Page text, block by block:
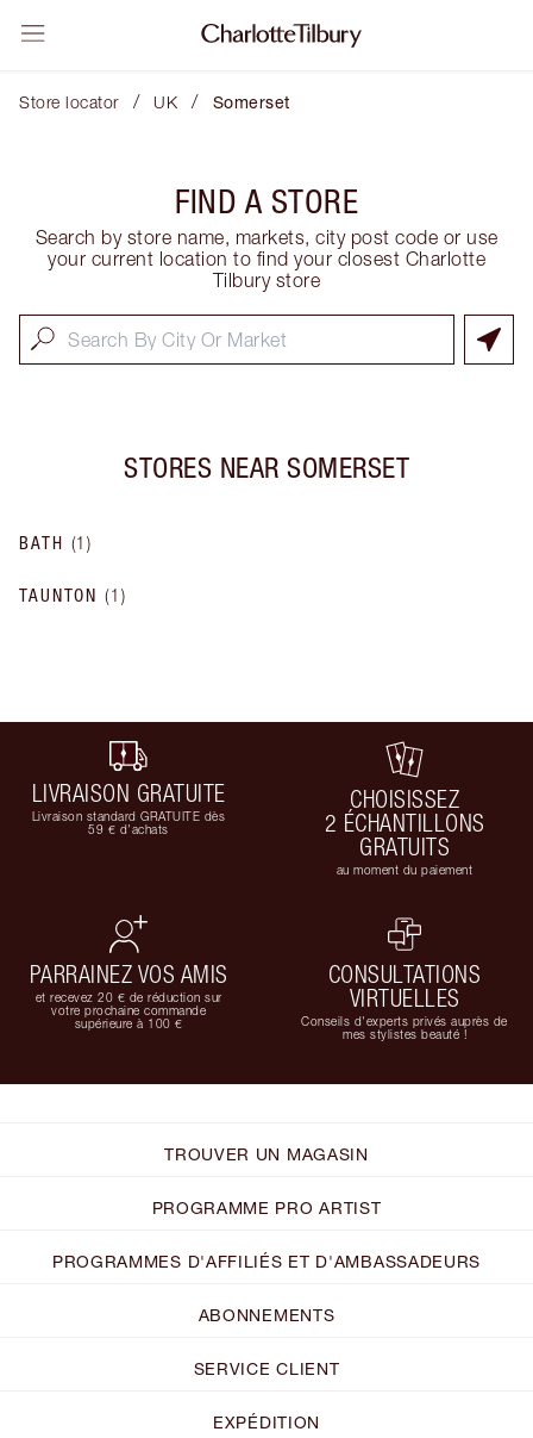
Store locator / UK / Somerset
FIND A STORE
Search by store name, markets, city post code or use
your current location to find your closest Charlotte
Tilbury store
STORES NEAR SOMERSET
BATH (1)
TAUNTON (1 )
LIVRAISON GRATUITE
Livraison standard GRATUITE dès
59 € d'achats
CHOISISSEZ
2 ÉCHANTILLONS
GRATUITS
au moment du paiement
PARRAINEZ VOS AMIS
et recevez 20 € de réduction sur
votre prochaine commande
supérieure à 100 €
CONSULTATIONS
VIRTUELLES
Conseils d'experts privés auprès de
mes stylistes beauté !
TROUVER UN MAGASIN
PROGRAMME PRO ARTIST
PROGRAMMES D'AFFILIÉS ET D'AMBASSADEURS
ABONNEMENTS
SERVICE CLIENT
EXPÉDITION